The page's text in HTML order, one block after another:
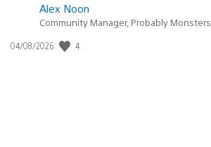
Alex Noon
Community Manager, Probably Monsters
Date
04/08/2026 4